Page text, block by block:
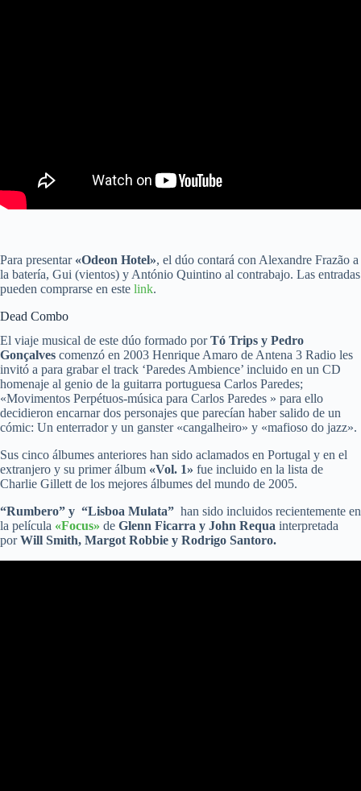
Para presentar «Odeon Hotel», el dúo contará con Alexandre Frazão a
la batería, Gui (vientos) y António Quintino al contrabajo. Las entradas
pueden comprarse en este link.
Dead Combo
El viaje musical de este dúo formado porTó Trips y Pedro
Gonçalves comenzó en 2003 Henrique Amaro de Antena 3 Radio les
invitó a para grabar el track ‘Paredes Ambience’ incluido en un CD
homenaje al genio de la guitarra portuguesa Carlos Paredes;
«Movimentos Perpétuos-música para Carlos Paredes » para ello
decidieron encarnar dos personajes que parecían haber salido de un
cómic: Un enterrador y un ganster «cangalheiro» y «mafioso do jazz».
Sus cinco álbumes anteriores han sido aclamados en Portugal y en el
extranjero y su primer álbum «Vol. 1» fue incluido en la lista de
Charlie Gillett de los mejores álbumes del mundo de 2005.
“Rumbero” y “Lisboa Mulata” han sido incluidos recientemente en
la película «Focus» de Glenn Ficarra y John Requa interpretada
porWill Smith, Margot Robbie y Rodrigo Santoro.